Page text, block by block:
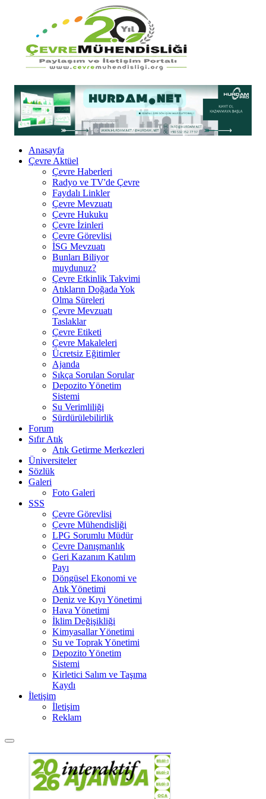
Anasayfa
Çevre Aktüel
Çevre Haberleri
Radyo ve TV'de Çevre
Faydalı Linkler
Çevre Mevzuatı
Çevre Hukuku
Çevre İzinleri
Çevre Görevlisi
İSG Mevzuatı
Bunları Biliyor
muydunuz?
Çevre Etkinlik Takvimi
Atıkların Doğada Yok
Olma Süreleri
Çevre Mevzuatı
Taslaklar
Çevre Etiketi
Çevre Makaleleri
Ücretsiz Eğitimler
Ajanda
Sıkça Sorulan Sorular
Depozito Yönetim
Sistemi
Su Verimliliği
Sürdürülebilirlik
Forum
Sıfır Atık
Atık Getirme Merkezleri
Üniversiteler
Sözlük
Galeri
Foto Galeri
SSS
Çevre Görevlisi
Çevre Mühendisliği
LPG Sorumlu Müdür
Çevre Danışmanlık
Geri Kazanım Katılım
Payı
Döngüsel Ekonomi ve
Atık Yönetimi
Deniz ve Kıyı Yönetimi
Hava Yönetimi
İklim Değişikliği
Kimyasallar Yönetimi
Su ve Toprak Yönetimi
Depozito Yönetim
Sistemi
Kirletici Salım ve Taşıma
Kaydı
İletişim
İletişim
Reklam